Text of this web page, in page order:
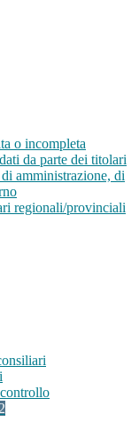
o incompleta
da parte dei titolari
amministrazione, di
regionali/provinciali
2